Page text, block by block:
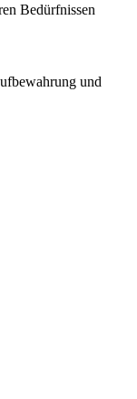
Bedürfnissen
und